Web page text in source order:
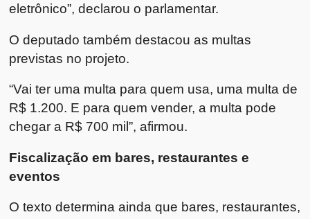
eletrônico”, declarou o parlamentar.
O deputado também destacou as multas
previstas no projeto.
“Vai ter uma multa para quem usa, uma multa de
R$ 1.200. E para quem vender, a multa pode
chegar a R$ 700 mil”, afirmou.
Fiscalização em bares, restaurantes e
eventos
O texto determina ainda que bares, restaurantes,